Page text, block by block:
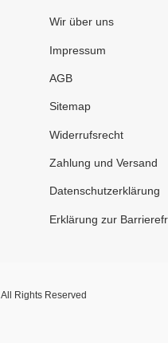
Wir über uns
Impressum
AGB
Sitemap
Widerrufsrecht
Zahlung und Versand
Datenschutzerklärung
Erklärung zur
Rights Reserved